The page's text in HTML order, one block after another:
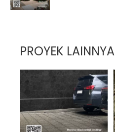
PROYEK LAINNYA